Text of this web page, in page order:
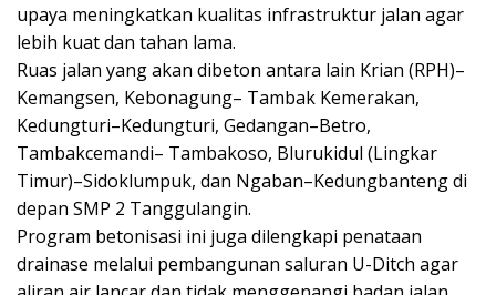
upaya meningkatkan kualitas infrastruktur jalan agar
lebih kuat dan tahan lama.
Ruas jalan yang akan dibeton antara lain Krian (RPH)–
Kemangsen, Kebonagung– Tambak Kemerakan,
Kedungturi–Kedungturi, Gedangan–Betro,
Tambakcemandi– Tambakoso, Blurukidul (Lingkar
Timur)–Sidoklumpuk, dan Ngaban–Kedungbanteng di
depan SMP 2 Tanggulangin.
Program betonisasi ini juga dilengkapi penataan
drainase melalui pembangunan saluran U-Ditch agar